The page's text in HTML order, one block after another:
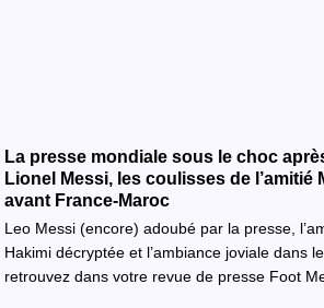
La presse mondiale sous le choc
Lionel Messi, les coulisses de l’amitié
avant France-Maroc
Leo Messi (encore) adoubé par la presse,
Hakimi décryptée et l’ambiance joviale dans
retrouvez dans votre revue de presse Foot